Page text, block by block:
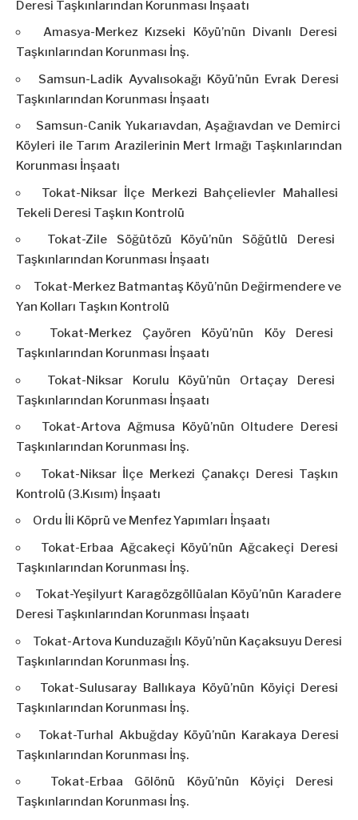
Deresi Taşkınlarından Korunması İnşaatı
Amasya-Merkez Kızseki Köyü’nün Divanlı Deresi
Taşkınlarından Korunması İnş.
Samsun-Ladik Ayvalısokağı Köyü’nün Evrak Deresi
Taşkınlarından Korunması İnşaatı
Samsun-Canik Yukarıavdan, Aşağıavdan ve Demirci
Köyleri ile Tarım Arazilerinin Mert Irmağı Taşkınlarından
Korunması İnşaatı
Tokat-Niksar İlçe Merkezi Bahçelievler Mahallesi
Tekeli Deresi Taşkın Kontrolü
Tokat-Zile Söğütözü Köyü’nün Söğütlü Deresi
Taşkınlarından Korunması İnşaatı
Tokat-Merkez Batmantaş Köyü’nün Değirmendere ve
Yan Kolları Taşkın Kontrolü
Tokat-Merkez Çayören Köyü’nün Köy Deresi
Taşkınlarından Korunması İnşaatı
Tokat-Niksar Korulu Köyü’nün Ortaçay Deresi
Taşkınlarından Korunması İnşaatı
Tokat-Artova Ağmusa Köyü’nün Oltudere Deresi
Taşkınlarından Korunması İnş.
Tokat-Niksar İlçe Merkezi Çanakçı Deresi Taşkın
Kontrolü (3.Kısım) İnşaatı
Ordu İli Köprü ve Menfez Yapımları İnşaatı
Tokat-Erbaa Ağcakeçi Köyü’nün Ağcakeçi Deresi
Taşkınlarından Korunması İnş.
Tokat-Yeşilyurt Karagözgöllüalan Köyü’nün Karadere
Deresi Taşkınlarından Korunması İnşaatı
Tokat-Artova Kunduzağılı Köyü’nün Kaçaksuyu Deresi
Taşkınlarından Korunması İnş.
Tokat-Sulusaray Ballıkaya Köyü’nün Köyiçi Deresi
Taşkınlarından Korunması İnş.
Tokat-Turhal Akbuğday Köyü’nün Karakaya Deresi
Taşkınlarından Korunması İnş.
Tokat-Erbaa Gölönü Köyü’nün Köyiçi Deresi
Taşkınlarından Korunması İnş.